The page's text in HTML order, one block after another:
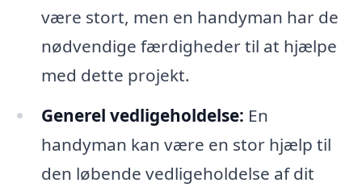
være stort, men en handyman har de
nødvendige færdigheder til at hjælpe
med dette projekt.
Generel vedligeholdelse: En
handyman kan være en stor hjælp til
den løbende vedligeholdelse af dit